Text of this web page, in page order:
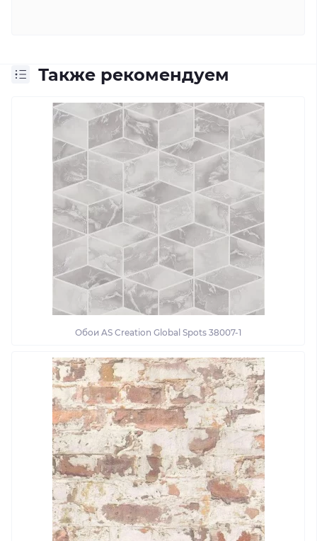
Также рекомендуем
Обои AS Creation Global Spots 38007-1